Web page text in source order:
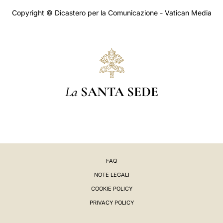
Copyright © Dicastero per la Comunicazione - Vatican Media
La SANTA SEDE
FAQ
NOTE LEGALI
COOKIE POLICY
PRIVACY POLICY